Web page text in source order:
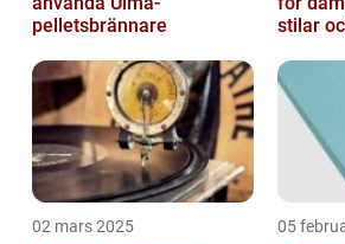
pelletsbrännare
stilar
02 mars 2025 05